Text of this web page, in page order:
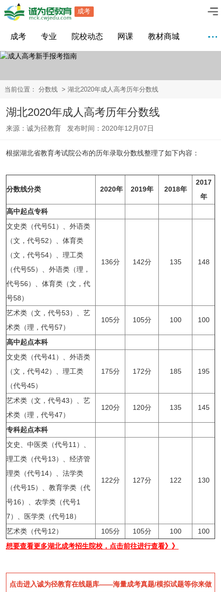
成考
成考 专业 院校动态 网课 教材商城
当前位置： 分数线> 湖北2020年成人高考历年分数线
湖北2020年成人高考历年分数线
来源：诚为径教育 发布时间：2020年12月07日
根据湖北省教育考试院公布的历年录取分数线整理了如下内容：
分数线分类 2020年 2019年 2018年
2017
年
高中起点专科
文史类（代号51）、外语类
（文，代号52）、体育类
（文，代号54）、理工类
（代号55）、外语类（理，
代号56）、体育类（文，代
号58）
136分 142分 135 148
艺术类（文，代号53）、艺
术类（理，代号57）
105分 105分 100 100
高中起点本科
文史类（代号41）、外语类
（文，代号42）、理工类
（代号45）
175分 172分 185 195
艺术类（文，代号43）、艺
术类（理，代号47）
120分 120分 135 145
专科起点本科
文史、中医类（代号11）、
理工类（代号13）、经济管
理类（代号14）、法学类
（代号15）、教育学类（代
号16）、农学类（代号1
7）、医学类（代号18）
122分 127分 122 130
艺术类（代号12） 105分 105分 100
100
想要查看更多湖北成考招生院校，点击前往进行查看》》
点击进入诚为径教育在线题库——海量成考真题/模拟试题等你来做